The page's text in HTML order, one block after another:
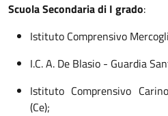
Scuola Secondaria di I grado:
Istituto Comprensivo
I.C. A. De Blasio - Guardia
Istituto Comprensivo
(Ce);